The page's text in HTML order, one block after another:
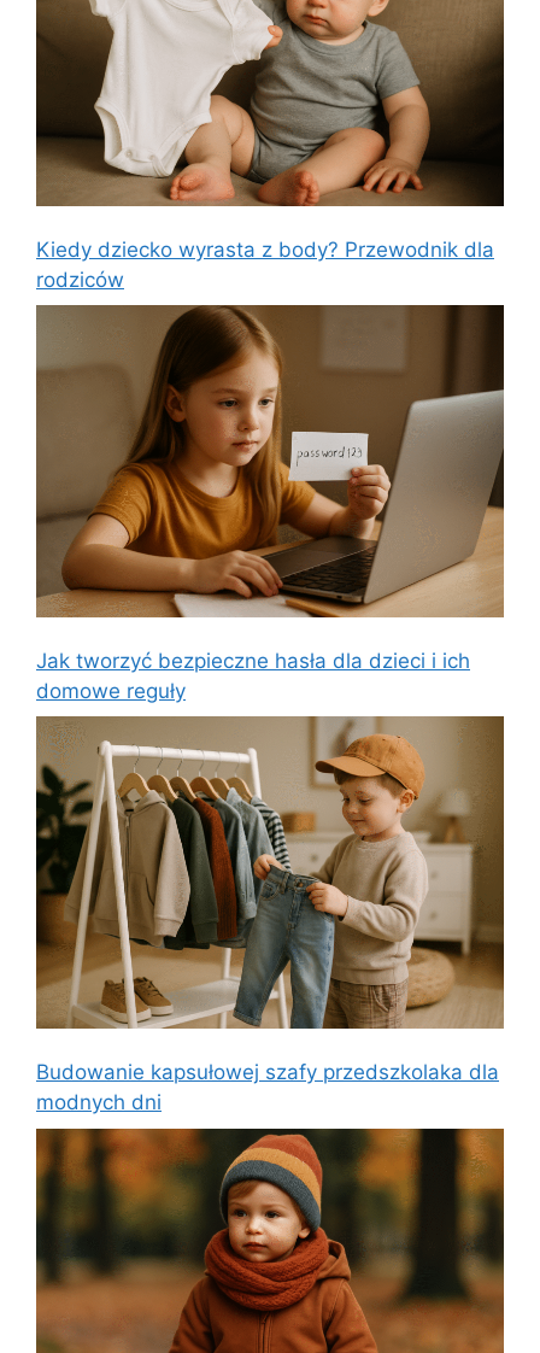
Kiedy dziecko wyrasta z body? Przewodnik dla
rodziców
Jak tworzyć bezpieczne hasła dla dzieci i ich
domowe reguły
Budowanie kapsułowej szafy przedszkolaka dla
modnych dni